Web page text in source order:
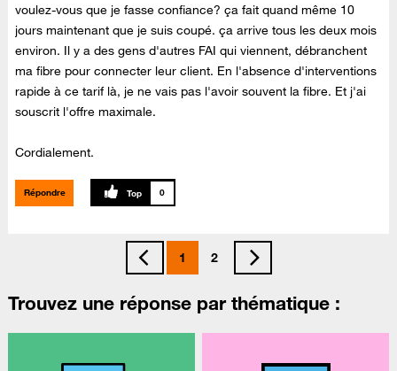
voulez-vous que je fasse confiance? ça fait quand même 10
jours maintenant que je suis coupé. ça arrive tous les deux mois
environ. Il y a des gens d'autres FAI qui viennent, débranchent
ma fibre pour connecter leur client. En l'absence d'interventions
rapide à ce tarif là, je ne vais pas l'avoir souvent la fibre. Et j'ai
souscrit l'offre maximale.
Cordialement.
Répondre 0
1 2
Trouvez une réponse par thématique :